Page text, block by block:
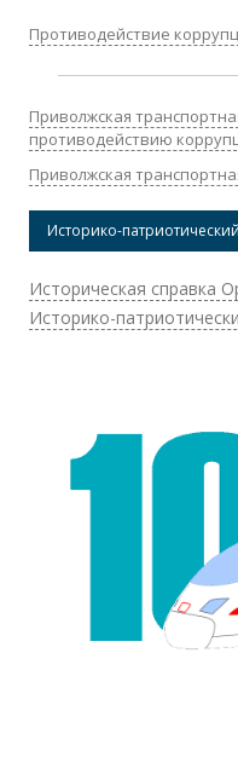
Противодействие
Приволжская
противодействию
Приволжская
Историко-
Историческая справка
Историко-